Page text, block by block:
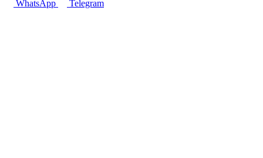
WhatsApp
Telegram